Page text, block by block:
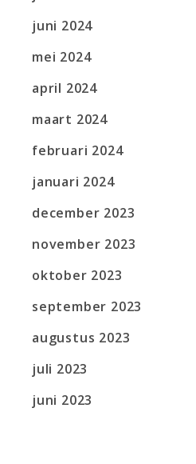
juni 2024
mei 2024
april 2024
maart 2024
februari 2024
januari 2024
december 2023
november 2023
oktober 2023
september 2023
augustus 2023
juli 2023
juni 2023